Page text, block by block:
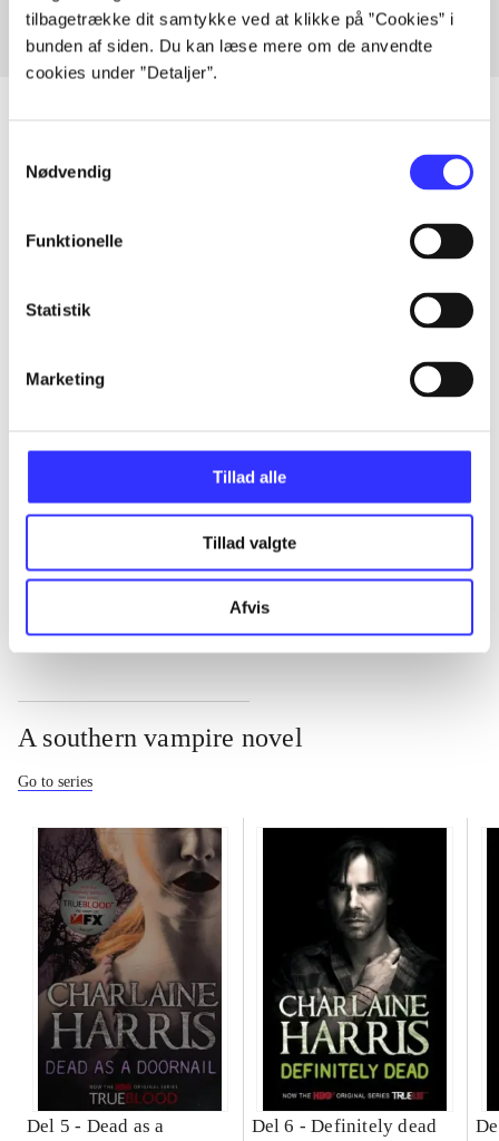
tilbagetrække dit samtykke ved at klikke på ”Cookies” i
bunden af siden. Du kan læse mere om de anvendte
cookies under ”Detaljer”.
Nødvendig
Funktionelle
Statistik
Marketing
Tillad alle
Tillad valgte
Afvis
Articles
...
A southern vampire novel
Go to series
Del 5 - Dead as a
Del 6 -Definitely dead